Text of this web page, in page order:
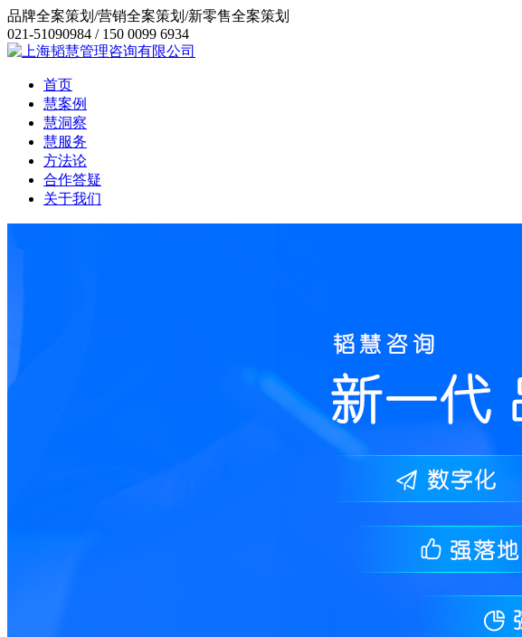
品牌全案策划/营销全案策划/新零售全案策划
021-51090984 / 150 0099 6934
首页
慧案例
慧洞察
慧服务
方法论
合作答疑
关于我们